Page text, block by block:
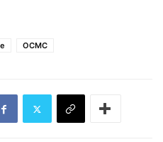
ОСМС